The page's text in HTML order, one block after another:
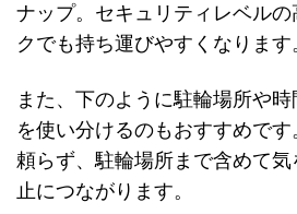
ナップ。セキュリティレベル
クでも持ち運びやすくなります
また、下のように駐輪場所や
を使い分けるのもおすすめで
頼らず、駐輪場所まで含めて
止につながります。